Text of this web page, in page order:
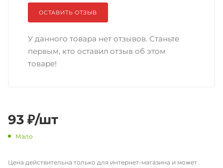
ОСТАВИТЬ ОТЗЫВ
У данного товара нет отзывов. Станьте
первым, кто оставил отзыв об этом
товаре!
93 ₽/шт
Мало
Цена действительна только для интернет-магазина и может